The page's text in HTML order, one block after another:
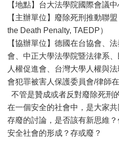
【地點】台大法學院國際會議
【主辦單位】廢除死刑推動聯
the Death Penalty, TAEDP）
【協辦單位】德國在台協會、
會、中正大學法學院暨法律系
人權促進會、台灣大學人權與
會犯罪被害人保護委員會/律師
不管是贊成或者反對廢除死刑
在一個安全的社會中，是大家
存廢的討論，是否該有新思維
安全社會的形成？存或廢？